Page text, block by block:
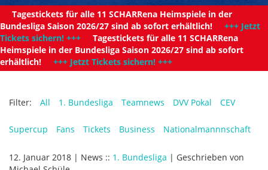
Tagestickets für alle 11 SCHARRena Heimspiele in der
Bundesliga Saison 2026/27 sind ab sofort erhältlich! +++ Jetzt
Tickets sichern! +++ Tagestickets für alle 11 SCHARRena
Heimspiele in der Bundesliga Saison 2026/27 sind ab sofort
erhältlich! +++ Jetzt Tickets sichern! +++
Filter: All 1. Bundesliga Teamnews DVV Pokal CEV
Supercup Fans Tickets Business Nationalmannnschaft
12. Januar 2018 | News :: 1. Bundesliga | Geschrieben von